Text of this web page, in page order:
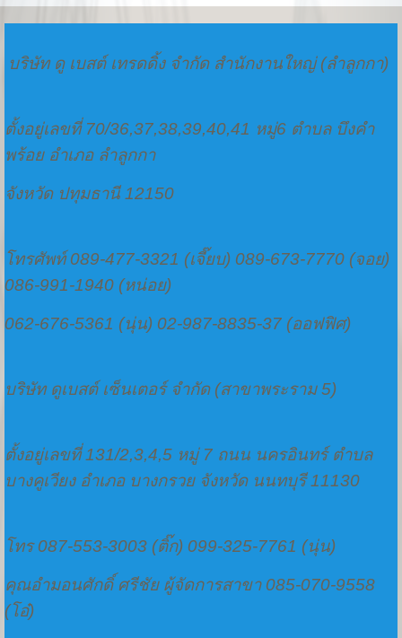
บริษัท ดู เบสต์ เทรดดิ้ง จำกัด สำนักงานใหญ่ (ลำลูกกา)
ตั้งอยู่เลขที่ 70/36,37,38,39,40,41 หมู่6 ตำบล บึงคำ
พร้อย อำเภอ ลำลูกกา
จังหวัด ปทุมธานี 12150
โทรศัพท์ 089-477-3321 (เจี๊ยบ) 089-673-7770 (จอย)
086-991-1940 (หน่อย)
062-676-5361 (นุ่น) 02-987-8835-37 (ออฟฟิศ)
บริษัท ดูเบสต์ เซ็นเตอร์ จำกัด (สาขาพระราม 5)
ตั้งอยู่เลขที่ 131/2,3,4,5 หมู่ 7 ถนน นครอินทร์ ตำบล
บางคูเวียง อำเภอ บางกรวย จังหวัด นนทบุรี 11130
โทร 087-553-3003 (ติ๊ก) 099-325-7761 (นุ่น)
คุณอำมอนศักดิ์ ศรีชัย ผู้จัดการสาขา 085-070-9558
(โอ๋)